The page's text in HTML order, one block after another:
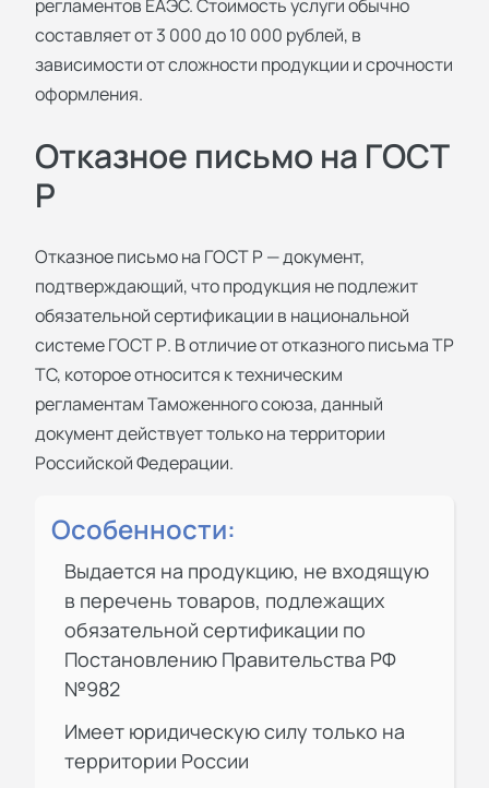
регламентов ЕАЭС. Стоимость услуги обычно
составляет от 3 000 до 10 000 рублей, в
зависимости от сложности продукции и срочности
оформления.
Отказное письмо на ГОСТ
Р
Отказное письмо на ГОСТ Р — документ,
подтверждающий, что продукция не подлежит
обязательной сертификации в национальной
системе ГОСТ Р. В отличие от отказного письма ТР
ТС, которое относится к техническим
регламентам Таможенного союза, данный
документ действует только на территории
Российской Федерации.
Особенности:
Выдается на продукцию, не входящую
в перечень товаров, подлежащих
обязательной сертификации по
Постановлению Правительства РФ
№982
Имеет юридическую силу только на
территории России